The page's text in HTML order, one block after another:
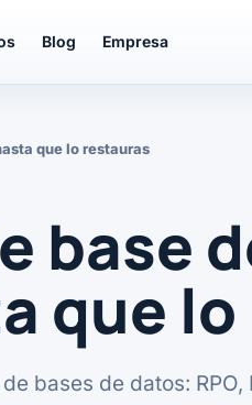
Blog Empresa
que lo restauras
base
que
bases de datos: RPO,